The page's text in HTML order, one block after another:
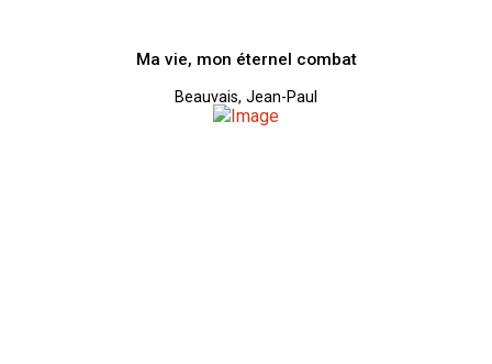
Ma vie, mon éternel combat
Beauvais, Jean-Paul